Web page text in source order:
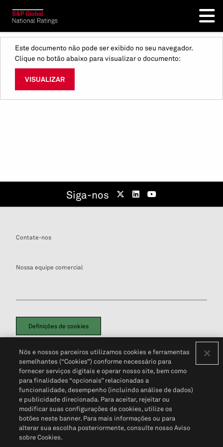
Este documento não pode ser exibido no seu navegador.
Clique no botão abaixo para visualizar o documento:
VISUALIZAR
Siga-nos
Contate-nos
Nossa equipe comercial
Definições de cookies
Política de PrivacidadePortal de privacidade do cliente (em inglês)
Não Venda Minhas Informações Pessoais© 2026 S&P Global
Nós e nossos parceiros utilizamos cookies e ferramentas
semelhantes (“Cookies”) conforme necessário para
fornecer serviços digitais e operar nosso site, bem como
para finalidades “opcionais” relacionadas a
funcionalidade, desempenho (incluindo análise de dados)
e publicidade direcionada. Para aceitar, rejeitar ou
modificar suas configurações de cookies, utilize os
botões neste banner. Para mais informações ou para
alterar sua escolha posteriormente, consulte nosso Aviso
sobre Cookies.